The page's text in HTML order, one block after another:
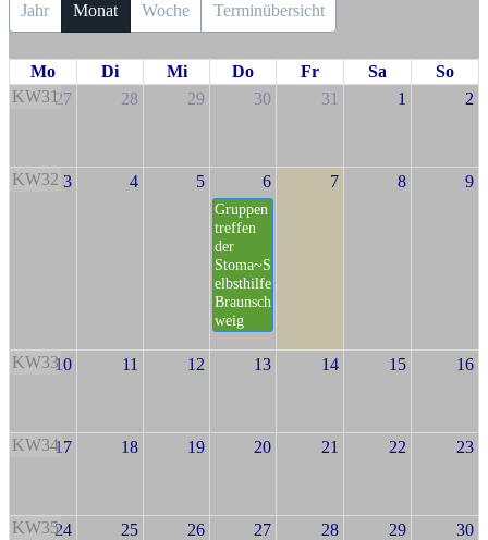
Jahr Monat Woche Terminübersicht
Mo Di Mi Do Fr Sa
So
KW3127 28 29 30 31 1 2
KW32 3 4 5 6
Gruppen
treffen
der
Stoma~S
elbsthilfe
Braunsch
weig
7 8 9
KW3310 11 12 13 14 15 16
KW3417 18 19 20 21 22 23
KW3524 25 26 27 28 29 30